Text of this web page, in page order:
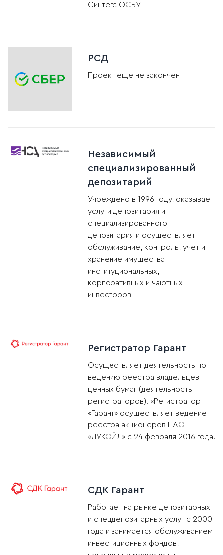
Синтегс ОСБУ
РСД
Проект еще не закончен
Независимый
специализированный
депозитарий
Учреждено в 1996 году, оказывает
услуги депозитария и
специализированного
депозитария и осуществляет
обслуживание, контроль, учет и
хранение имущества
институциональных,
корпоративных и чaютных
инвесторов
Регистратор Гарант
Осуществляет деятельность по
ведению реестра владельцев
ценных бумаг (деятельность
регистраторов). «Регистратор
«Гарант» осуществляет ведение
реестра акционеров ПАО
«ЛУКОЙЛ» с 24 февраля 2016 года.
СДК Гарант
Работает на рынке депозитарных
и спецдепозитарных услуг с 2000
года и занимается обслуживанием
инвестиционных фондов,